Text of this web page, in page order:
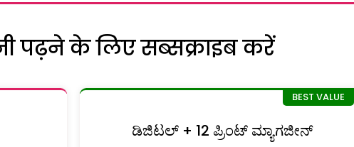
पढ़ने के लिए सब्सक्राइब करें
ಡಿಜಿಟಲ್ + 12 ಪ್ರಿಂಟ್ ಮ್ಯಾಗಜೀನ್